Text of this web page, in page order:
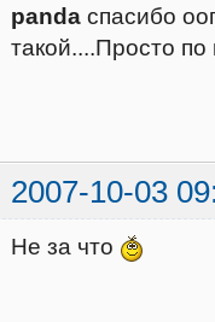
panda спасибо
такой....Просто
2007-10-03
Не за что